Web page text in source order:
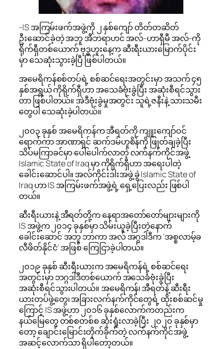
-IS အ​ကြမ်းဖက်အဖွဲ့ကို ၂ နှစ်ကျော် တိတ်တဆိတ်
ဦးဆောင်ခဲ့တဲ့ အဘူ အီဘရာဟင် အလ်-ဟာရှီမီ အလ်-ကို
ရိုက်ရှီတစ်ယောက် ဗုဒ္ဓဟူးနေ့က ဆီးရီးယားမြောက်ပိုင်း
မှာ သေဆုံးသွားခဲ့ပြီ ဖြစ်ပါတယ်။
အမေရိကန်စစ်တပ်ရဲ့ စစ်ဆင်ရေးအတွင်းမှာ အသက် ၄၅
နှစ်အရွယ် ကိုရိုက်ရှီဟာ အသေခံဗုံးခွဲပြီး အဆုံးစီရင်သွား
တာ ဖြစ်ပါတယ်။ အဲဒီဗုံးခွဲမှုအတွင်း သူရဲ့ဇနီးနဲ့ သားသမီး
တွေပါ သေဆုံးခဲ့ပါတယ်။
၂၀၀၃ ခုနှစ် အမေရိကန်က အီရတ်ကို ကျူးကျော်ဝင်
ရောက်ကာ အာဏာရှင် ဆက်ဒမ်ဟူစိန်ကို ဖြုတ်ချခဲ့ပြီး
သိပ်မကြာခင်မှာ ပေါ်ပေါက်လာတဲ့ လက်နက်ကိုင်အဖွဲ့
Islamic State of Iraq မှာ ကိုရိုက်ရှီဟာ အရေးပါတဲ့
ခေါင်းဆောင်ပါ။ အလ်ကိုင်းဒါးအဖွဲ့ခွဲ Islamic State of
Iraq ဟာ IS အကြမ်းဖက်အဖွဲ့ရဲ့ ရှေ့ပြေးလည်း ဖြစ်ပါ
တယ်။
ဆီးရီးယားနဲ့ အီရတ်တို့က နေရာအတော်တော်များများကို
IS အဖွဲ့က ၂၀၁၄ ခုနှစ်မှာ သိမ်းယူခဲ့ပြီးတဲ့နောက်
ခေါင်းဆောင် အဘူ ဘာကာ အလ် အဂ္ဂဒါဒီက ‘အစ္စလာမ့်ခ
လီဖိတ်နိုင်ငံ’ အဖြစ် ကြေငြာခဲ့ပါတယ်။
၂၀၁၉ ခုနှစ် ဆီးရီးယားက အမေရိကန်ရဲ့ စစ်ဆင်ရေး
အတွင်းမှာ ဘဂ္ဂဒါဒီတစ်ယောက် အသေခံဗုံးခွဲပြီး
အဆုံးစီရင်သွားပါတယ်။ အမေရိကန်၊ အီရတ်နဲ့ ဆီးရီး
ယားတပ်ဖွဲ့တွေ၊ အခြားလက်နက်ကိုင်တွေရဲ့ ထိုးစစ်ဆင်မှု
ကြောင့် IS အဖွဲ့ဟာ ၂၀၁၆ ခုနှစ်လောက်ကတည်းက
နယ်မြေတွေ တစ်စတစ်စ ဆုံးရှုံးလာခဲ့ပြီး ၂၀၂၀ ခုနှစ်မှာ
တော့ ချောင်းမြောင်းတိုက်ခိုက်တဲ့ လက်နက်ကိုင်အဖွဲ့
အဆင့်လောက်သာ ရှိပါတော့တယ်။